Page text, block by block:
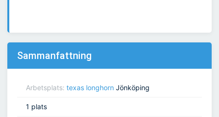
Sammanfattning
Arbetsplats: texas longhorn Jönköping
1 plats